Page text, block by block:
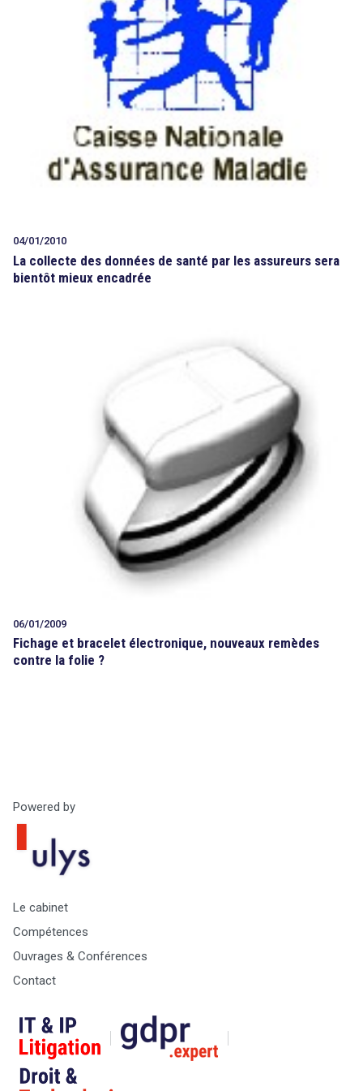
Tout sur le droit de l'innovation
Rechercher
CONTACT
04/01/2010
La collecte des données de santé par les assureurs sera
bientôt mieux encadrée
06/01/2009
Fichage et bracelet électronique, nouveaux remèdes
contre la folie ?
Powered by
Le cabinet
Compétences
Ouvrages & Conférences
Contact